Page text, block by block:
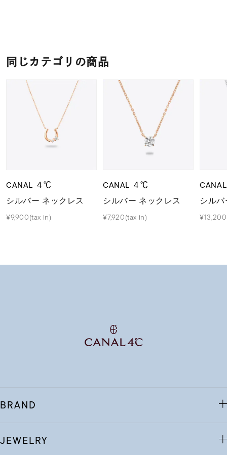
同じカテゴリの商品
CANAL ４℃
シルバー ネックレス
¥9,900(tax in)
CANAL ４℃
シルバー ネックレス
¥7,920(tax in)
シル
BRAND
JEWELRY